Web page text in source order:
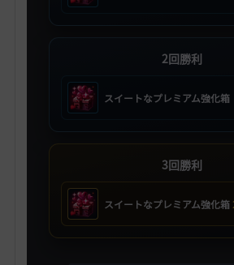
2回勝利
スイートなプレミアム強化箱
3回勝利
スイートなプレミアム強化箱